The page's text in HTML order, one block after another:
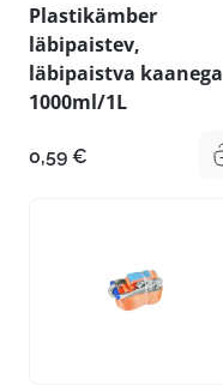
Plastikämber
läbipaistev,
läbipaistva kaanega
1000ml/1L
0,59 €